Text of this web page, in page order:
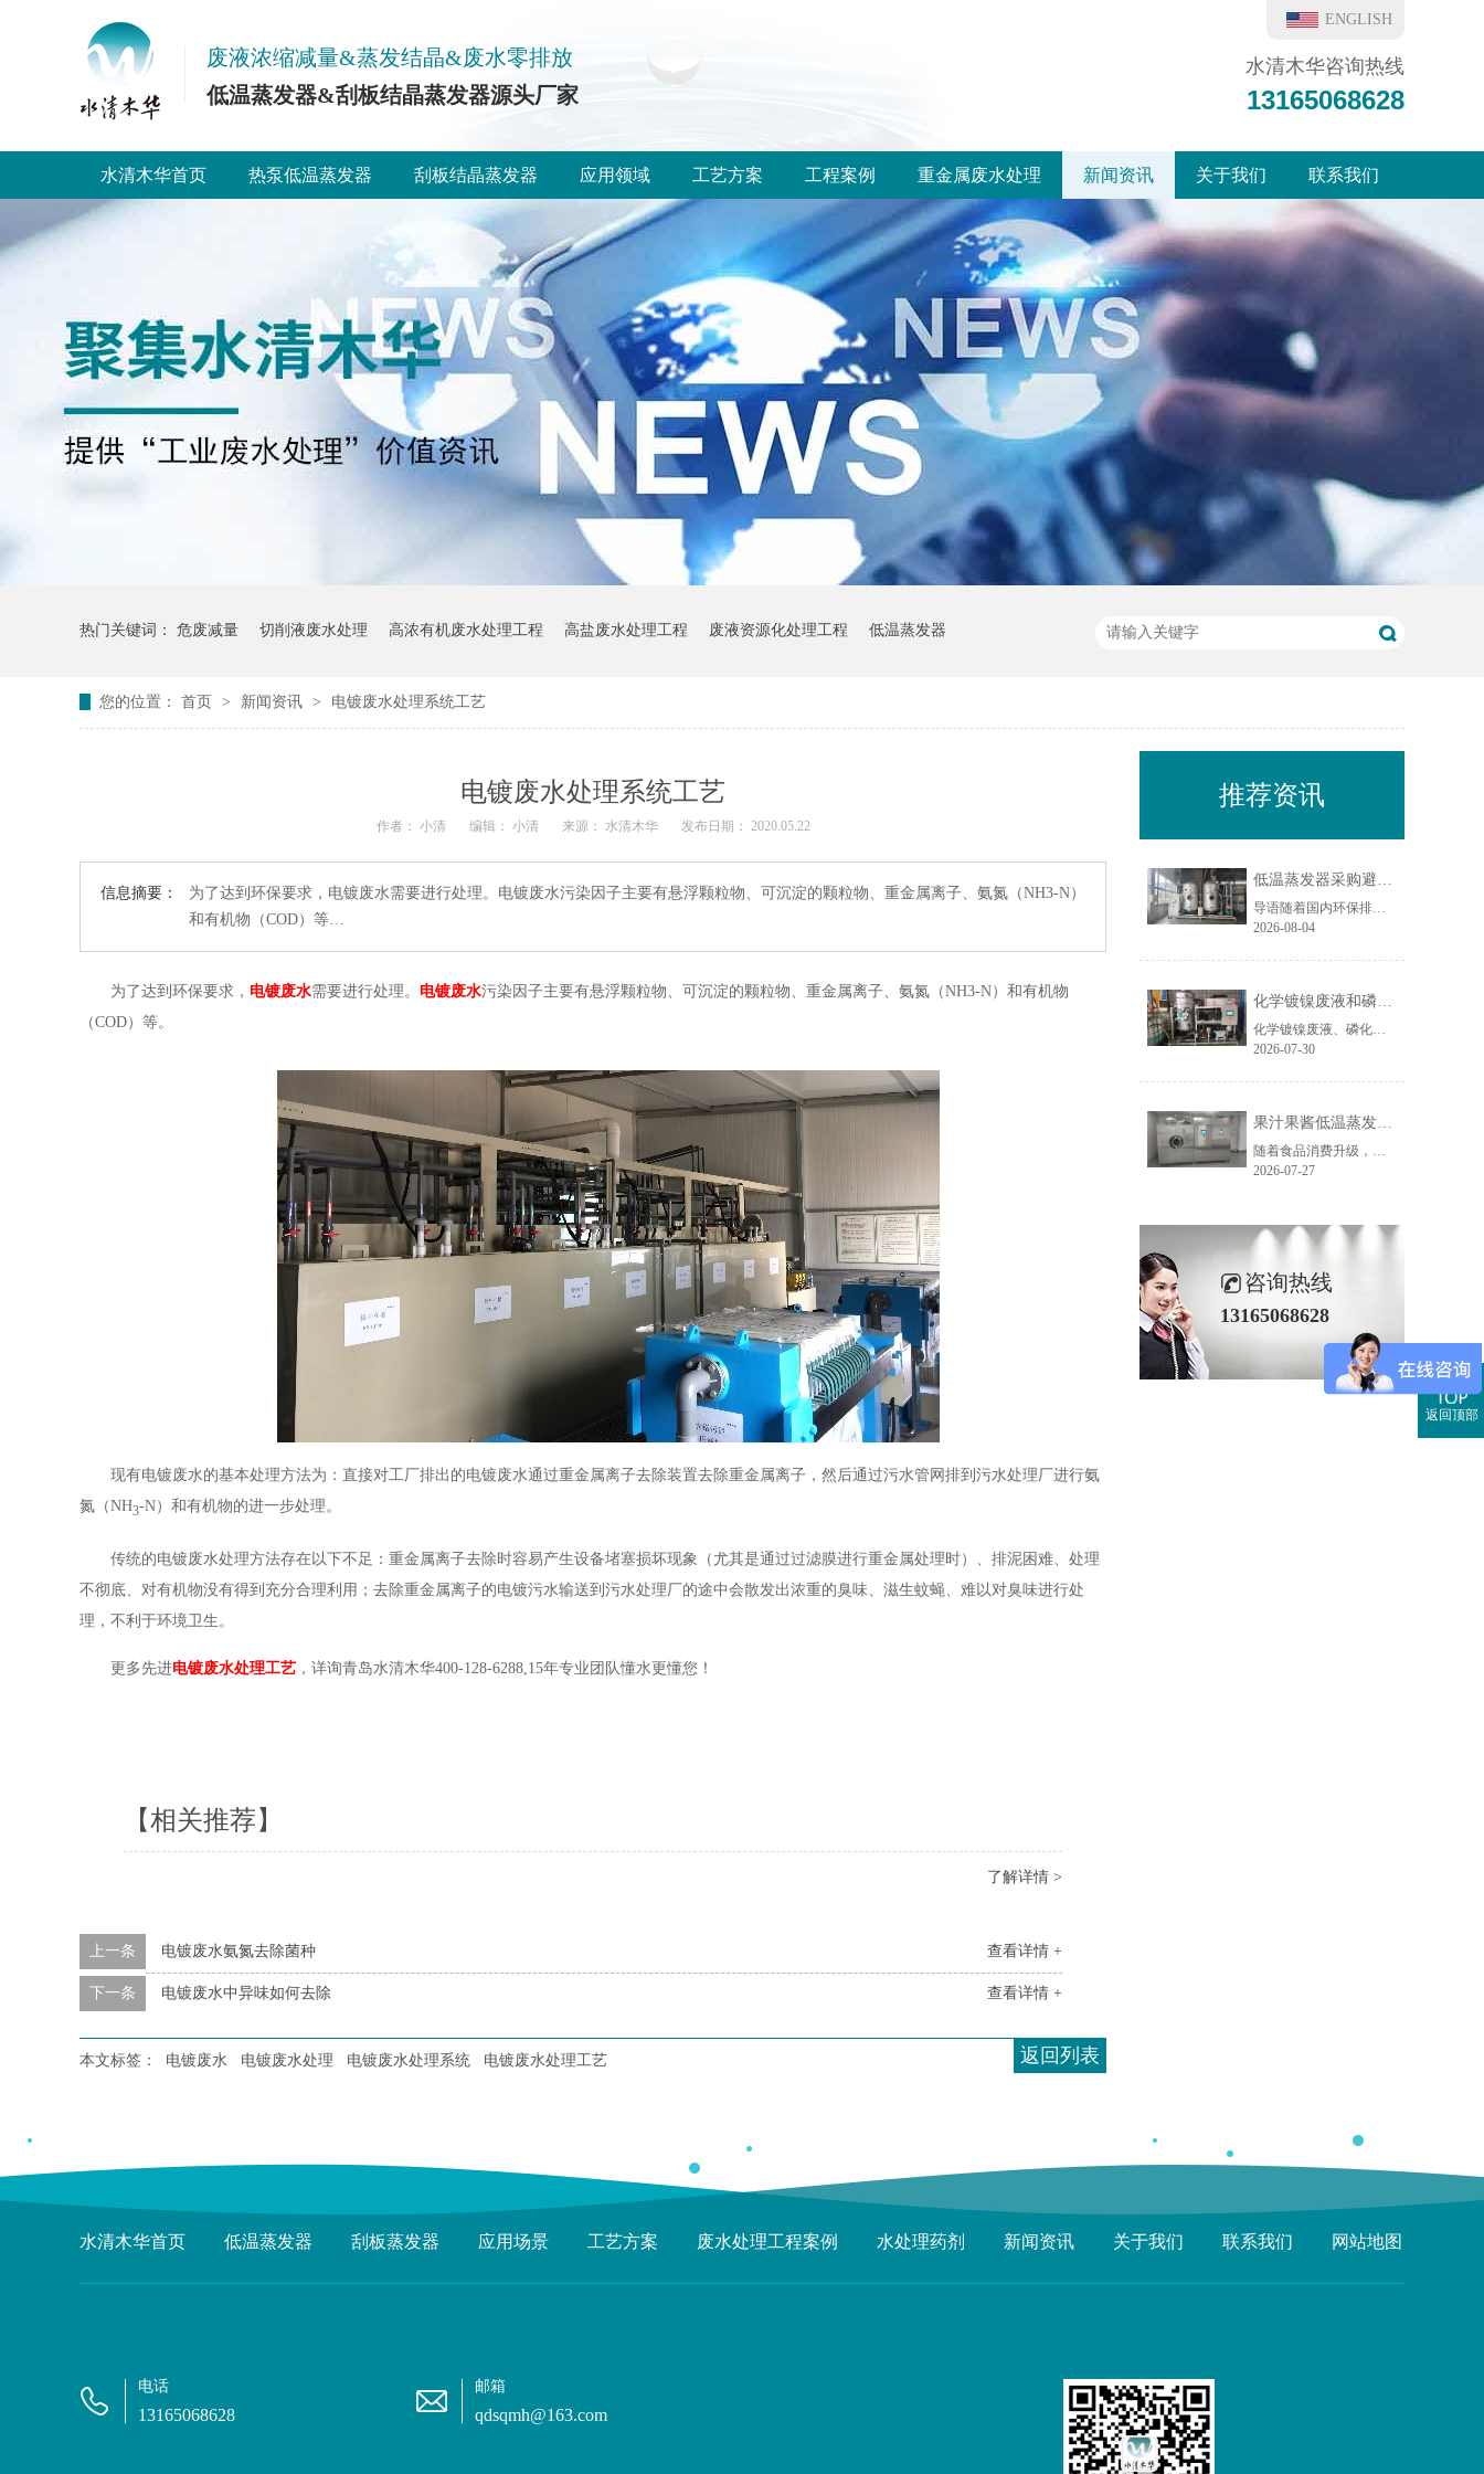
废液浓缩减量&蒸发结晶&废水零排放
低温蒸发器&刮板结晶蒸发器源头厂家
ENGLISH
水清木华咨询热线
13165068628
水清木华首页 热泵低温蒸发器 刮板结晶蒸发器 应用领域 工艺方案 工程案例 重金属废水处理 新闻资讯 关于我们 联系我们
热门关键词： 危废减量 切削液废水处理 高浓有机废水处理工程 高盐废水处理工程 废液资源化处理工程 低温蒸发器
您的位置： 首页 > 新闻资讯 > 电镀废水处理系统工艺
电镀废水处理系统工艺
作者： 小清 编辑： 小清 来源： 水清木华 发布日期： 2020.05.22
信息摘要：
为了达到环保要求，电镀废水需要进行处理。电镀废水污染因子主要有悬浮颗粒物、可沉淀的颗粒物、重金属离子、氨氮（NH3-N）
和有机物（COD）等…
为了达到环保要求， 电镀废水需要进行处理。 电镀废水污染因子主要有悬浮颗粒物、可沉淀的颗粒物、重金属离子、氨氮（NH3-N）和有机物
（COD）等。
现有电镀废水的基本处理方法为：直接对工厂排出的电镀废水通过重金属离子去除装置去除重金属离子，然后通过污水管网排到污水处理厂进行氨
氮（NH3-N）和有机物的进一步处理。
传统的电镀废水处理方法存在以下不足：重金属离子去除时容易产生设备堵塞损坏现象（尤其是通过过滤膜进行重金属处理时）、排泥困难、处理
不彻底、对有机物没有得到充分合理利用；去除重金属离子的电镀污水输送到污水处理厂的途中会散发出浓重的臭味、滋生蚊蝇、难以对臭味进行处
理，不利于环境卫生。
更多先进电镀废水处理工艺 ，详询青岛水清木华400-128-6288,15年专业团队懂水更懂您！
【相关推荐】
了解详情 >
查看详情 +
上一条 电镀废水氨氮去除菌种
查看详情 +
下一条 电镀废水中异味如何去除
返回列表
本文标签： 电镀废水 电镀废水处理 电镀废水处理系统 电镀废水处理工艺
推荐资讯
低温蒸发器采购避坑指南：工业废水蒸发设备选型10大坑
导语随着国内环保排放标准持续收紧，工业废液减量、资源化回用与废水零排放（ZLD）成为制造企业的刚性需求，低温蒸发器凭借低温负压运行、能耗可控、适配场景广的特点，被广泛应用于电镀、化工、机械加工、食品加工等行业的废水处理场景。尤其在制造业密集区域，越来越多企业选择低温蒸发器实现废水减量化与水资源回......
2026-08-04
化学镀镍废液和磷化废液如何降低危废处置成本？2 吨/天低温蒸发案例年节省超100万
化学镀镍废液、磷化废液处理成本越来越高，企业如何降低危废处置费用？随着环保监管不断加强，金属表面处理行业产生的化学镀镍废液、磷化废液、电镀废液等高浓度废液，通常被列为危险废物，需要委托具有资质的单位进行处置。近年来，危废委外价格持续上涨，对于每天都会产生高浓度废液的企业而言，委外处置费用已经成......
2026-07-30
果汁果酱低温蒸发浓缩设备选型指南：六大核心因素全面解析
随着食品消费升级，NFC果汁、天然果酱、鲜果浆等高附加值果蔬制品的市场需求持续增长，终端市场对产品的天然风味、原生色泽与营养保留度提出了更高要求。低温真空蒸发浓缩技术凭借30℃以下温和提浓的技术优势，成为热敏性食品物料浓缩的主流方案，而选对适配的低温蒸发设备，是保障产品品质、提升生产效益的关键。在......
2026-07-27
咨询热线
13165068628
水清木华首页 低温蒸发器 刮板蒸发器 应用场景 工艺方案 废水处理工程案例 水处理药剂 新闻资讯 关于我们 联系我们 网站地图
电话
13165068628
邮箱
qdsqmh@163.com
返回顶部